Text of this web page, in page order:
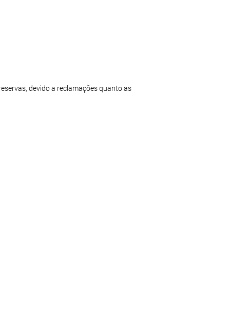
devido a reclamações quanto as